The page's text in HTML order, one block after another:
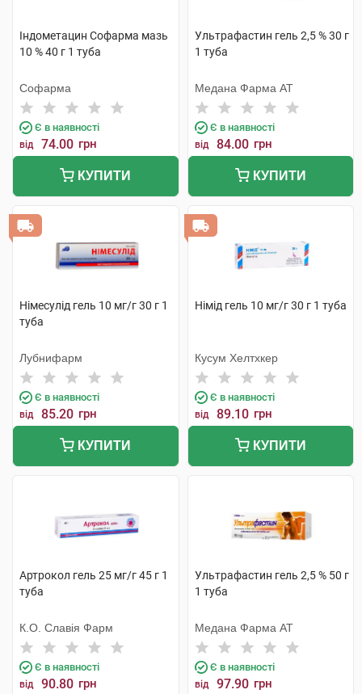
Індометацин Софарма мазь
10 % 40 г 1 туба
Софарма
Є в наявності
від 74.00 грн
КУПИТИ
Ультрафастин гель 2,5 % 30 г
1 туба
Медана Фарма АТ
Є в наявності
від 84.00 грн
КУПИТИ
Німесулід гель 10 мг/г 30 г 1
туба
Лубнифарм
Є в наявності
від 85.20 грн
КУПИТИ
Німід гель 10 мг/г 30 г 1 туба
Кусум Хелтхкер
Є в наявності
від 89.10 грн
КУПИТИ
Артрокол гель 25 мг/г 45 г 1
туба
К.О. Славія Фарм
Є в наявності
від 90.80 грн
Ультрафастин гель 2,5 % 50 г
1 туба
Медана Фарма АТ
Є в наявності
від 97.90 грн